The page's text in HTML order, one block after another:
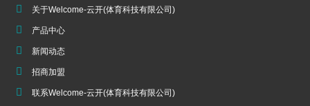
关于Welcome-云开(体育科技有限公司)
产品中心
新闻动态
招商加盟
联系Welcome-云开(体育科技有限公司)